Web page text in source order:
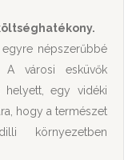
népszerűbbé
városi esküvők
egy vidéki
hogy a természet
környezetben